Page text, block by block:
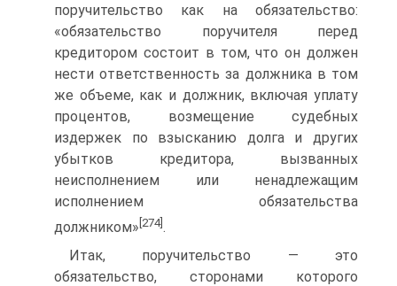
поручительство как на обязательство:
«обязательство поручителя перед
кредитором состоит в том, что он должен
нести ответственность за должника в том
же объеме, как и должник, включая уплату
процентов, возмещение судебных
издержек по взысканию долга и других
убытков кредитора, вызванных
неисполнением или ненадлежащим
исполнением обязательства
должником» [274].
Итак, поручительство — это
обязательство, сторонами которого